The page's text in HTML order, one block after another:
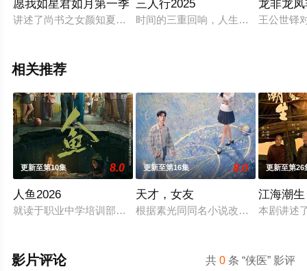
愿我如星君如月第一季
讲述了尚书之女颜知夏女扮男装误入皇宫，被当作小太监无法
三人行2025
时间的三重回响，人生的无数可能。
龙非龙
王公世铎
相关推荐
更新至第10集 8.0
人鱼2026
就读于职业中学培训部的花季女生苏琳（黄杨钿甜 饰），虽自
更新至第16集 8.0
天才，女友
根据素光同同名小说改编。江逾白长
更新至第26
江海潮生
本剧讲述
共0 条 “侠医” 影评
影片评论